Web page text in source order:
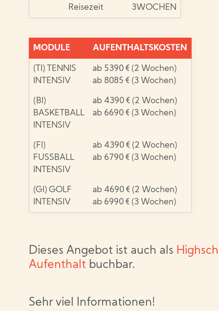
Reisezeit 3WOCHEN
MODULE AUFENTHALTSKOSTEN
(TI) TENNIS
INTENSIV
ab 5390 € (2 Wochen)
ab 8085 € (3 Wochen)
(BI)
BASKETBALL
INTENSIV
ab 4390 € (2 Wochen)
ab 6690 € (3 Wochen)
(FI)
FUSSBALL
INTENSIV
ab 4390 € (2 Wochen)
ab 6790 € (3 Wochen)
(GI) GOLF
INTENSIV
ab 4690 € (2 Wochen)
ab 6990 € (3 Wochen)
Dieses Angebot ist auch als
Aufenthalt buchbar.
Sehr viel Informationen!